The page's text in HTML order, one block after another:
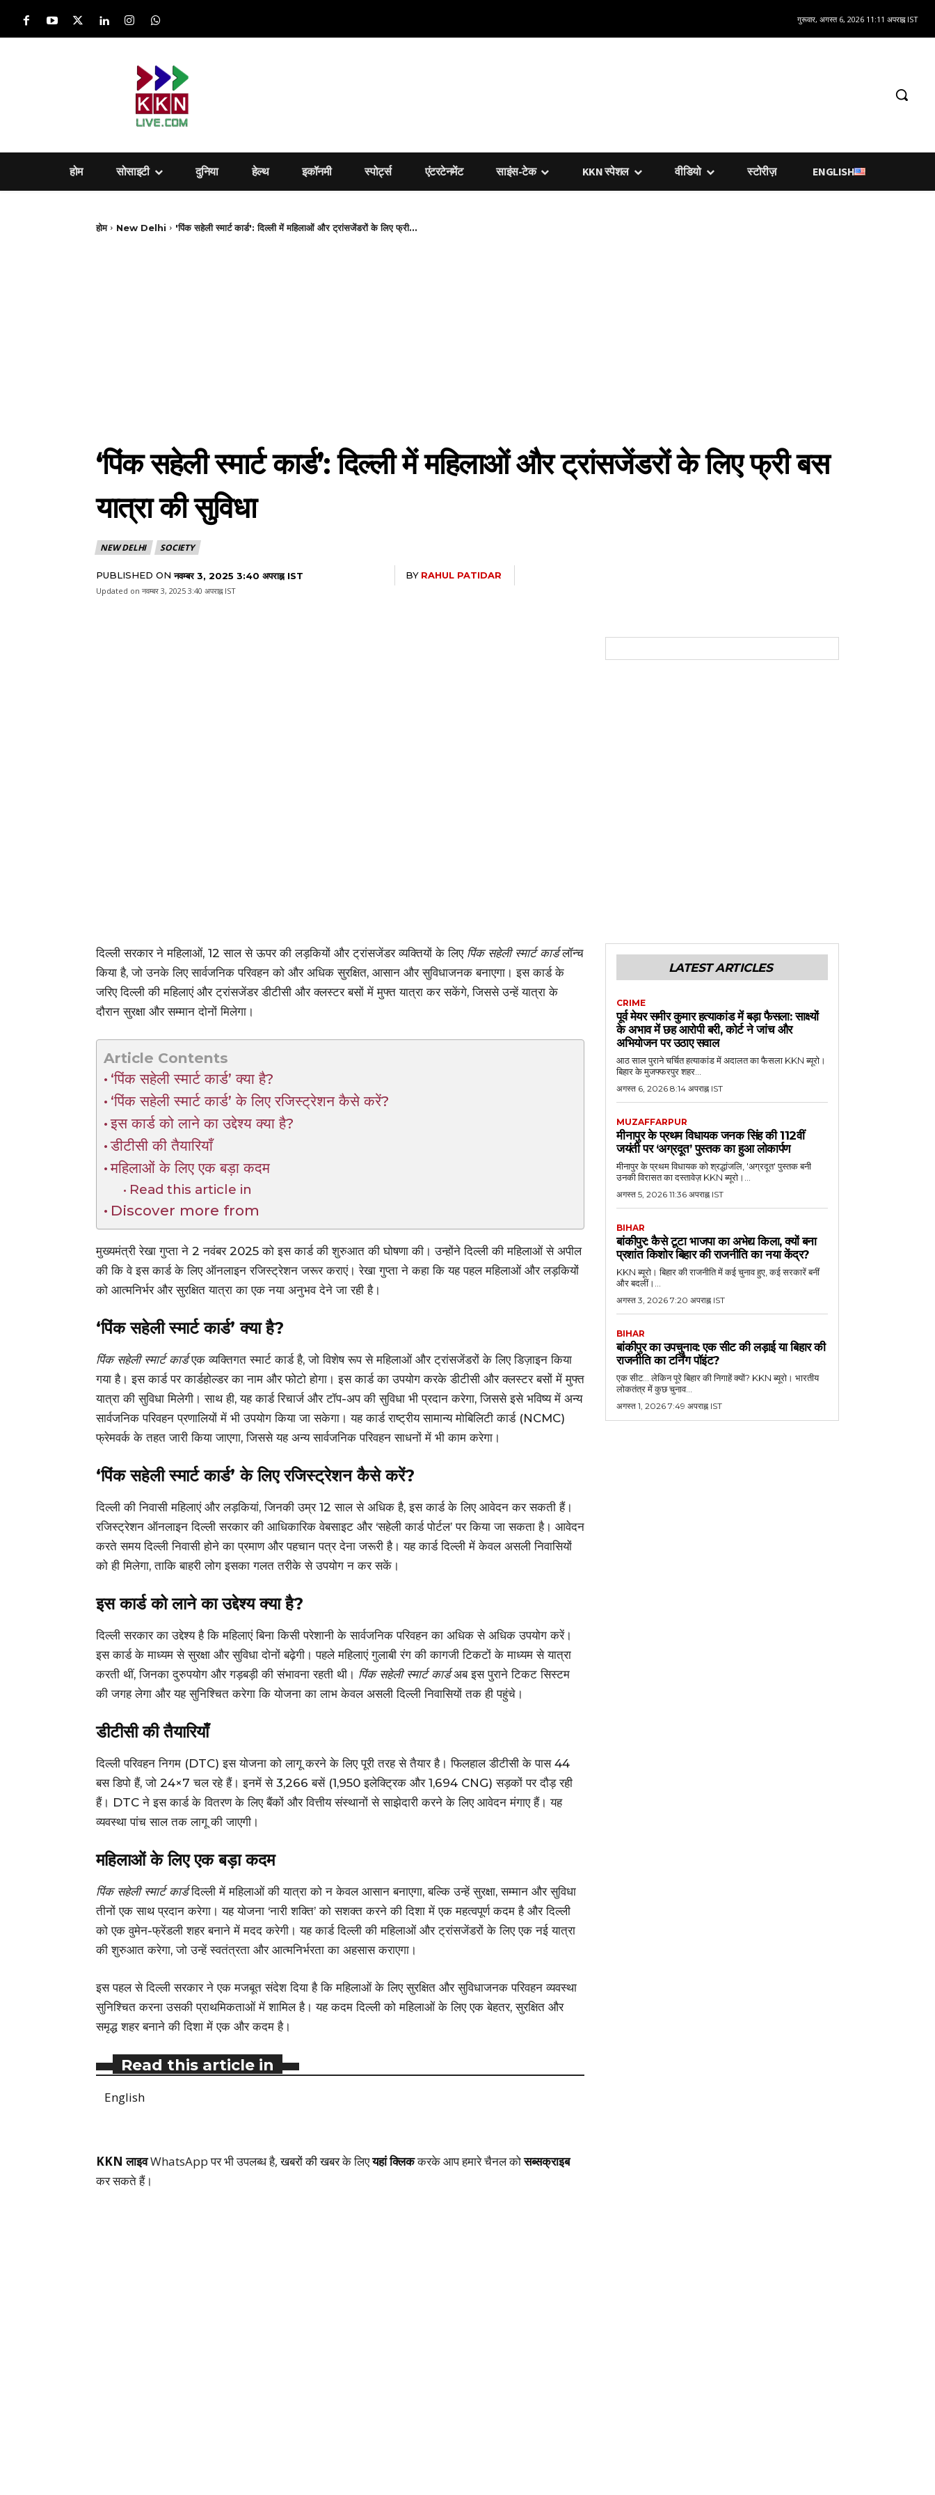
गुरूवार, अगस्त 6, 2026 11:11 अपराह्न IST
होम सोसाइटी दुनिया हेल्‍थ इकॉनमी स्पोर्ट्स एंटरटेनमेंट साइंस-टेक KKN स्पेशल वीडियो स्टोरीज़ ENGLISH
होम New Delhi 'पिंक सहेली स्मार्ट कार्ड': दिल्ली में महिलाओं और ट्रांसजेंडरों के लिए फ्री...
‘पिंक सहेली स्मार्ट कार्ड’: दिल्ली में महिलाओं और ट्रांसजेंडरों के लिए फ्री बस
यात्रा की सुविधा
NEW DELHI SOCIETY
PUBLISHED ON नवम्बर 3, 2025 3:40 अपराह्न IST BY RAHUL PATIDAR
Updated on नवम्बर 3, 2025 3:40 अपराह्न IST
दिल्ली सरकार ने महिलाओं, 12 साल से ऊपर की लड़कियों और ट्रांसजेंडर व्यक्तियों के लिए पिंक सहेली स्मार्ट कार्डलॉन्च
किया है, जो उनके लिए सार्वजनिक परिवहन को और अधिक सुरक्षित, आसान और सुविधाजनक बनाएगा। इस कार्ड के
जरिए दिल्ली की महिलाएं और ट्रांसजेंडर डीटीसी और क्लस्टर बसों में मुफ्त यात्रा कर सकेंगे, जिससे उन्हें यात्रा के
दौरान सुरक्षा और सम्मान दोनों मिलेगा।
Article Contents
‘पिंक सहेली स्मार्ट कार्ड’ क्या है?
‘पिंक सहेली स्मार्ट कार्ड’ के लिए रजिस्ट्रेशन कैसे करें?
इस कार्ड को लाने का उद्देश्य क्या है?
डीटीसी की तैयारियाँ
महिलाओं के लिए एक बड़ा कदम
Read this article in
Discover more from
मुख्यमंत्री रेखा गुप्ता ने 2 नवंबर 2025 को इस कार्ड की शुरुआत की घोषणा की। उन्होंने दिल्ली की महिलाओं से अपील
की कि वे इस कार्ड के लिए ऑनलाइन रजिस्ट्रेशन जरूर कराएं। रेखा गुप्ता ने कहा कि यह पहल महिलाओं और लड़कियों
को आत्मनिर्भर और सुरक्षित यात्रा का एक नया अनुभव देने जा रही है।
‘पिंक सहेली स्मार्ट कार्ड’ क्या है?
पिंक सहेली स्मार्ट कार्डएक व्यक्तिगत स्मार्ट कार्ड है, जो विशेष रूप से महिलाओं और ट्रांसजेंडरों के लिए डिज़ाइन किया
गया है। इस कार्ड पर कार्डहोल्डर का नाम और फोटो होगा। इस कार्ड का उपयोग करके डीटीसी और क्लस्टर बसों में मुफ्त
यात्रा की सुविधा मिलेगी। साथ ही, यह कार्ड रिचार्ज और टॉप-अप की सुविधा भी प्रदान करेगा, जिससे इसे भविष्य में अन्य
सार्वजनिक परिवहन प्रणालियों में भी उपयोग किया जा सकेगा। यह कार्ड राष्ट्रीय सामान्य मोबिलिटी कार्ड (NCMC)
फ्रेमवर्क के तहत जारी किया जाएगा, जिससे यह अन्य सार्वजनिक परिवहन साधनों में भी काम करेगा।
‘पिंक सहेली स्मार्ट कार्ड’ के लिए रजिस्ट्रेशन कैसे करें?
दिल्ली की निवासी महिलाएं और लड़कियां, जिनकी उम्र 12 साल से अधिक है, इस कार्ड के लिए आवेदन कर सकती हैं।
रजिस्ट्रेशन ऑनलाइन दिल्ली सरकार की आधिकारिक वेबसाइट और ‘सहेली कार्ड पोर्टल’ पर किया जा सकता है। आवेदन
करते समय दिल्ली निवासी होने का प्रमाण और पहचान पत्र देना जरूरी है। यह कार्ड दिल्ली में केवल असली निवासियों
को ही मिलेगा, ताकि बाहरी लोग इसका गलत तरीके से उपयोग न कर सकें।
इस कार्ड को लाने का उद्देश्य क्या है?
दिल्ली सरकार का उद्देश्य है कि महिलाएं बिना किसी परेशानी के सार्वजनिक परिवहन का अधिक से अधिक उपयोग करें।
इस कार्ड के माध्यम से सुरक्षा और सुविधा दोनों बढ़ेगी। पहले महिलाएं गुलाबी रंग की कागजी टिकटों के माध्यम से यात्रा
करती थीं, जिनका दुरुपयोग और गड़बड़ी की संभावना रहती थी। पिंक सहेली स्मार्ट कार्डअब इस पुराने टिकट सिस्टम
की जगह लेगा और यह सुनिश्चित करेगा कि योजना का लाभ केवल असली दिल्ली निवासियों तक ही पहुंचे।
डीटीसी की तैयारियाँ
दिल्ली परिवहन निगम (DTC) इस योजना को लागू करने के लिए पूरी तरह से तैयार है। फिलहाल डीटीसी के पास 44
बस डिपो हैं, जो 24×7 चल रहे हैं। इनमें से 3,266 बसें (1,950 इलेक्ट्रिक और 1,694 CNG) सड़कों पर दौड़ रही
हैं। DTC ने इस कार्ड के वितरण के लिए बैंकों और वित्तीय संस्थानों से साझेदारी करने के लिए आवेदन मंगाए हैं। यह
व्यवस्था पांच साल तक लागू की जाएगी।
महिलाओं के लिए एक बड़ा कदम
पिंक सहेली स्मार्ट कार्डदिल्ली में महिलाओं की यात्रा को न केवल आसान बनाएगा, बल्कि उन्हें सुरक्षा, सम्मान और सुविधा
तीनों एक साथ प्रदान करेगा। यह योजना ‘नारी शक्ति’ को सशक्त करने की दिशा में एक महत्वपूर्ण कदम है और दिल्ली
को एक वुमेन-फ्रेंडली शहर बनाने में मदद करेगी। यह कार्ड दिल्ली की महिलाओं और ट्रांसजेंडरों के लिए एक नई यात्रा
की शुरुआत करेगा, जो उन्हें स्वतंत्रता और आत्मनिर्भरता का अहसास कराएगा।
इस पहल से दिल्ली सरकार ने एक मजबूत संदेश दिया है कि महिलाओं के लिए सुरक्षित और सुविधाजनक परिवहन व्यवस्था
सुनिश्चित करना उसकी प्राथमिकताओं में शामिल है। यह कदम दिल्ली को महिलाओं के लिए एक बेहतर, सुरक्षित और
समृद्ध शहर बनाने की दिशा में एक और कदम है।
Read this article in
English
KKN लाइवWhatsApp पर भी उपलब्ध है,खबरों की खबरके लिएयहां क्लिककरके आप हमारे चैनल कोसब्सक्राइब
कर सकते हैं।
LATEST ARTICLES
CRIME
पूर्व मेयर समीर कुमार हत्याकांड में बड़ा फैसला: साक्ष्यों
के अभाव में छह आरोपी बरी, कोर्ट ने जांच और
अभियोजन पर उठाए सवाल
आठ साल पुराने चर्चित हत्याकांड में अदालत का फैसला KKN ब्यूरो।
बिहार के मुजफ्फरपुर शहर...
अगस्त 6, 2026 8:14 अपराह्न IST
MUZAFFARPUR
मीनापुर के प्रथम विधायक जनक सिंह की 112वीं
जयंती पर ‘अग्रदूत’ पुस्तक का हुआ लोकार्पण
मीनापुर के प्रथम विधायक को श्रद्धांजलि, 'अग्रदूत' पुस्तक बनी
उनकी विरासत का दस्तावेज़ KKN ब्यूरो।...
अगस्त 5, 2026 11:36 अपराह्न IST
BIHAR
बांकीपुर: कैसे टूटा भाजपा का अभेद्य किला, क्यों बना
प्रशांत किशोर बिहार की राजनीति का नया केंद्र?
KKN ब्यूरो। बिहार की राजनीति में कई चुनाव हुए, कई सरकारें बनीं
और बदलीं।...
अगस्त 3, 2026 7:20 अपराह्न IST
BIHAR
बांकीपुर का उपचुनाव: एक सीट की लड़ाई या बिहार की
राजनीति का टर्निंग पॉइंट?
एक सीट... लेकिन पूरे बिहार की निगाहें क्यों? KKN ब्यूरो। भारतीय
लोकतंत्र में कुछ चुनाव...
अगस्त 1, 2026 7:49 अपराह्न IST